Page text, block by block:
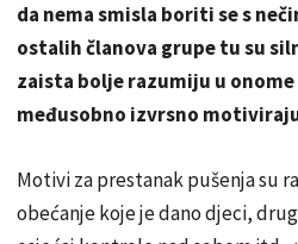
da nema smisla boriti se s
ostalih članova grupe tu su
zaista bolje razumiju u
međusobno izvrsno
Motivi za prestanak pušenja su
obećanje koje je dano djeci,